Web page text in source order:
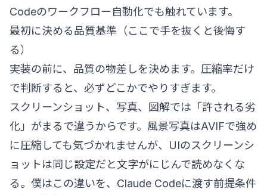
Codeのワークフロー自動化でも触れています。
最初に決める品質基準（ここで手を抜くと後悔す
る）
実装の前に、品質の物差しを決めます。圧縮率だけ
で判断すると、必ずどこかでやりすぎます。
スクリーンショット、写真、図解では「許される劣
化」がまるで違うからです。風景写真はAVIFで強め
に圧縮しても気づかれませんが、UIのスクリーンシ
ョットは同じ設定だと文字がにじんで読めなくな
る。僕はこの違いを、Claude Codeに渡す前提条件